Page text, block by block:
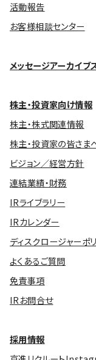
活動報告
お客様相談センター
メッセージアーカイブ
株主・投資家向け情報
株主・株式関連情報
株主・投資家の皆さま
ビジョン／経営方針
連結業績・財務
IRライブラリー
IRカレンダー
ディスクロージャーポ
よくあるご質問
免責事項
IRお問合せ
採用情報